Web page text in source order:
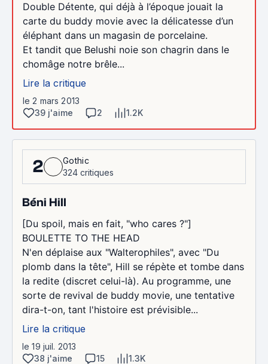
Double Détente, qui déjà à l’époque jouait la
carte du buddy movie avec la délicatesse d’un
éléphant dans un magasin de porcelaine.
Et tandit que Belushi noie son chagrin dans le
chomâge notre brêle...
Lire la critique
le 2 mars 2013
39 j'aime
2 1.2K
2
Gothic
324 critiques
Béni Hill
[Du spoil, mais en fait, "who cares ?"]
BOULETTE TO THE HEAD
N'en déplaise aux "Walterophiles", avec "Du
plomb dans la tête", Hill se répète et tombe dans
la redite (discret celui-là). Au programme, une
sorte de revival de buddy movie, une tentative
dira-t-on, tant l'histoire est prévisible...
Lire la critique
le 19 juil. 2013
38 j'aime
15 1.3K